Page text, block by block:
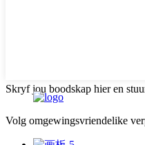
Skryf jou boodskap hier en
Volg omgewingsvriendelike